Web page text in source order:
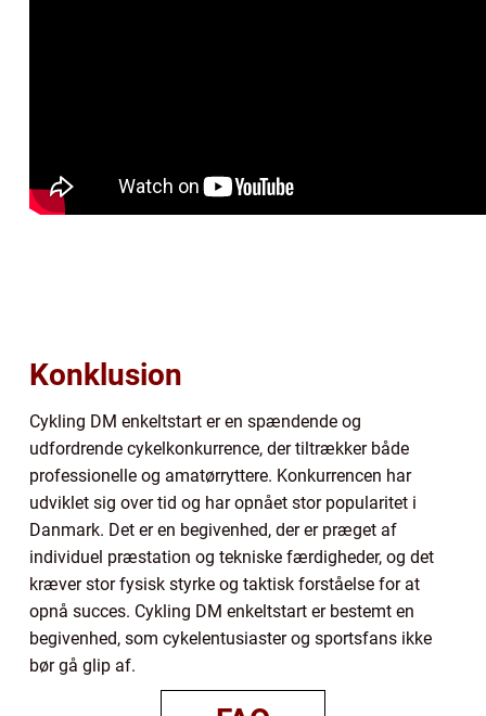
Konklusion
Cykling DM enkeltstart er en spændende og
udfordrende cykelkonkurrence, der tiltrækker både
professionelle og amatørryttere. Konkurrencen har
udviklet sig over tid og har opnået stor popularitet i
Danmark. Det er en begivenhed, der er præget af
individuel præstation og tekniske færdigheder, og det
kræver stor fysisk styrke og taktisk forståelse for at
opnå succes. Cykling DM enkeltstart er bestemt en
begivenhed, som cykelentusiaster og sportsfans ikke
bør gå glip af.